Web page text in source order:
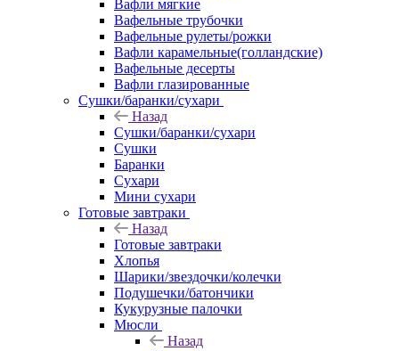
Вафли мягкие
Вафельные трубочки
Вафельные рулеты/рожки
Вафли карамельные(голландские)
Вафельные десерты
Вафли глазированные
Сушки/баранки/сухари
Назад
Сушки/баранки/сухари
Сушки
Баранки
Сухари
Мини сухари
Готовые завтраки
Назад
Готовые завтраки
Хлопья
Шарики/звездочки/колечки
Подушечки/батончики
Кукурузные палочки
Мюсли
Назад